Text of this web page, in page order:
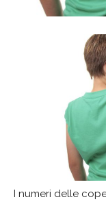
I numeri delle